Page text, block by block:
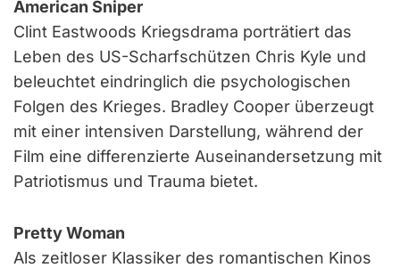
American Sniper
Clint Eastwoods Kriegsdrama porträtiert das
Leben des US-Scharfschützen Chris Kyle und
beleuchtet eindringlich die psychologischen
Folgen des Krieges. Bradley Cooper überzeugt
mit einer intensiven Darstellung, während der
Film eine differenzierte Auseinandersetzung mit
Patriotismus und Trauma bietet.
Pretty Woman
Als zeitloser Klassiker des romantischen Kinos